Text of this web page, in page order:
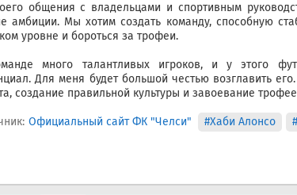
общения с владельцами и спортивным
амбиции. Мы хотим создать команду, способную
уровне и бороться за трофеи.
много талантливых игроков, и у этого
Для меня будет большой честью возглавить
создание правильной культуры и завоевание
Официальный сайт ФК "Челси" #Хаби Алонсо